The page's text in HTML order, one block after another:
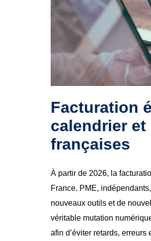
Facturation
calendrier
françaises
À partir de 2026, la
France. PME,
nouveaux outils et de
véritable mutation
afin d’éviter retards,